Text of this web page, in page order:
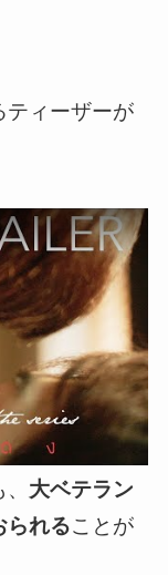
ティーザーが
大ベテラン
られることが